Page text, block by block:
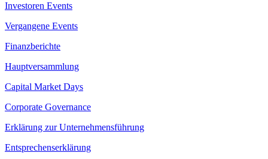
Investoren Events
Vergangene Events
Finanzberichte
Hauptversammlung
Capital Market Days
Corporate Governance
Erklärung zur Unternehmensführung
Entsprechenserklärung